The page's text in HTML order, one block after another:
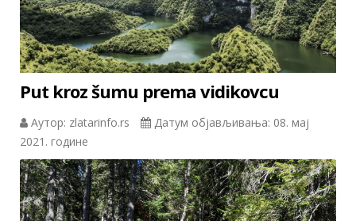
Put kroz šumu prema vidikovcu
Аутор: zlatarinfo.rs
Датум објављивања: 08. мај
2021. године